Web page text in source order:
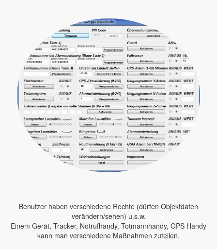
Benutzer haben verschiedene Rechte (dürfen Objektdaten
verändern/sehen) u.s.w.
Einem Gerät, Tracker, Notrufhandy, Totmannhandy, GPS Handy
kann man verschiedene Maßnahmen zuteilen.